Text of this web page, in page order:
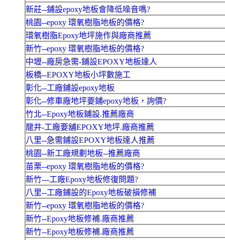
新莊--鋪設epoxy地板會降低噪音嗎?
桃園--epoxy 環氧樹脂地板的價格?
環氧樹脂Epoxy地坪施作與廠商推薦
新竹--epoxy 環氧樹脂地板的價格?
中壢--廠房急需-鋪設EPOXY地板達人
板橋--EPOXY地板小坪數施工
彰化--工廠鋪設epoxy地板
彰化--修車廠地坪要鋪epoxy地板，詢價?
竹北--Epoxy地板鋪設.推薦廠商
龍井-工廠要舖EPOXY地坪.廠商推薦
八里--急需鋪設EPOXY地板達人推薦
桃園--新工廠規劃地板--推薦廠商
苗栗--epoxy 環氧樹脂地板的價格?
新竹---工廠Epoxy地板修復問題?
八里--工廠鋪設的Epoxy地板破損修補
新竹--epoxy 環氧樹脂地板的價格?
新竹--Epoxy地板修補.廠商推薦
新竹--Epoxy地板修補.廠商推薦